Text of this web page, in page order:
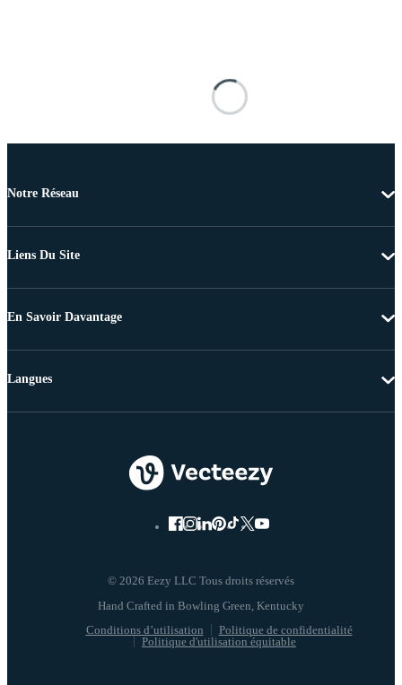
Notre Réseau
Liens Du Site
En Savoir Davantage
© 2026 Eezy LLC Tous droits réservés
Conditions d’utilisation
Politique de confidentialité
Politique d'utilisation équitable
Langues